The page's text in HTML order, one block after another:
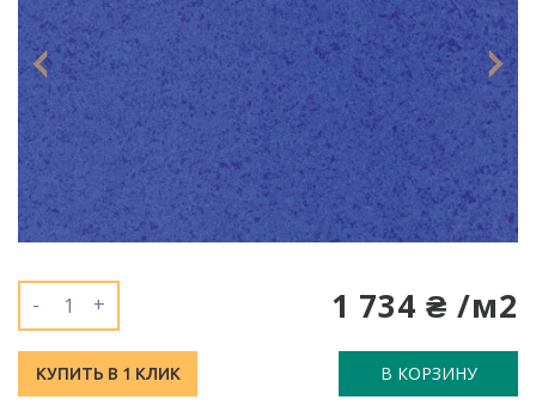
1 734 ₴ /м2
- +
КУПИТЬ В 1 КЛИК В КОРЗИНУ